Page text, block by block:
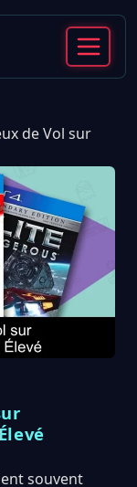
de Vol sur
souvent